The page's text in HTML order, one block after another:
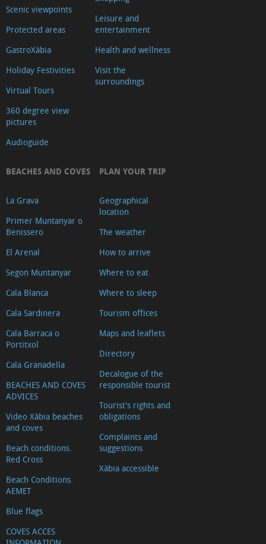
Mirador
la
Falzia
Caletes
Mirador
de
les
Pesqueres
els
la
Mirador
Punta
del
Arenal
Mirador
Séquia
de
Nòria
Mirador
Ambolo
Séquia
de
la
Nòria
Montgó
Scenic viewpoints
Protected areas
GastroXàbia
Holiday Festivities
Virtual Tours
360 degree view
pictures
Audioguide
Leisure and
entertainment
Health and wellness
Visit the
surroundings
BEACHES AND COVES
La Grava
Primer Muntanyar o
Benissero
El Arenal
Segon Muntanyar
Cala Blanca
Cala Sardinera
Cala Barraca o
Portitxol
Cala Granadella
BEACHES AND COVES
ADVICES
Video Xàbia beaches
and coves
Beach conditions.
Red Cross
Beach Conditions.
AEMET
Blue flags
COVES ACCES
PLAN YOUR TRIP
Geographical
location
The weather
How to arrive
Where to eat
Where to sleep
Tourism offices
Maps and leaflets
Directory
Decalogue of the
responsible tourist
Tourist's rights and
obligations
Complaints and
suggestions
Xàbia accessible